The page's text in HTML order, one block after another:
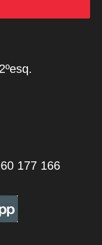
177 166